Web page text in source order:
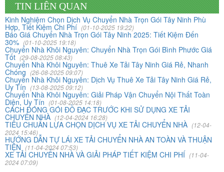
TIN LIÊN QUAN
Kinh Nghiệm Chọn Dịch Vụ Chuyển Nhà Trọn Gói Tây Ninh Phù
Hợp, Tiết Kiệm Chi Phí (01-10-2025 19:22)
Báo Giá Chuyển Nhà Trọn Gói Tây Ninh 2025: Tiết Kiệm Đến
30% (01-10-2025 19:18)
Chuyển Nhà Khôi Nguyên: Chuyển Nhà Trọn Gói Bình Phước Giá
Tốt(29-08-2025 08:43)
Chuyển Nhà Khôi Nguyên: Thuê Xe Tải Tây Ninh Giá Rẻ, Nhanh
Chóng (26-08-2025 09:07)
Chuyển Nhà Khôi Nguyên: Dịch Vụ Thuê Xe Tải Tây Ninh Giá Rẻ,
Uy Tín (13-08-2025 09:12)
Chuyển Nhà Khôi Nguyên: Giải Pháp Vận Chuyển Nội Thất Toàn
Diện, Uy Tín (01-08-2025 14:18)
CÁCH ĐÓNG GÓI ĐỒ ĐẠC TRƯỚC KHI SỬ DỤNG XE TẢI
CHUYỂN NHÀ (12-04-2024 16:28)
TIÊU CHUẨN LỰA CHỌN DỊCH VỤ XE TẢI CHUYỂN NHÀ (12-04-
2024 15:46)
HƯỚNG DẪN TỰ LÁI XE TẢI CHUYỂN NHÀ AN TOÀN VÀ THUẬN
TIỆN (11-04-2024 07:53)
XE TẢI CHUYỂN NHÀ VÀ GIẢI PHÁP TIẾT KIỆM CHI PHÍ (11-04-
2024 07:09)
Phạm Minh Tuấn
232/2 Cộng Hòa, P.13, Q. Tân Bình
Vợ chồng tôi vừa chuyển về nhà mới ở Chưng cư Thái An
về quận 2. Tôi được biết dịch vụ của Khôi Nguyên đã lâu
và đến nay đã sử dụng dịch vụ chuyển nhà này. Tôi xin
chúng công ty ngày càng phát triển và nâng cao chất
lượng dịch vụ
Mai Hương
Công ty Khôi Nguyên chuyển hàng của cô bao bọc đóng
gói rất cẩn thận. Cô rất hài lòng